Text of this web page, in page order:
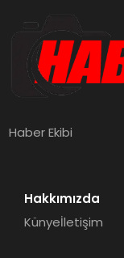
Haber Ekibi
Hakkımızda
Künyeİletişim